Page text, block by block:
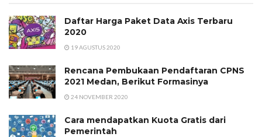
Daftar Harga Paket Data Axis Terbaru
2020
19 AGUSTUS 2020
Rencana Pembukaan Pendaftaran CPNS
2021 Medan, Berikut Formasinya
24 NOVEMBER 2020
Cara mendapatkan Kuota Gratis dari
Pemerintah